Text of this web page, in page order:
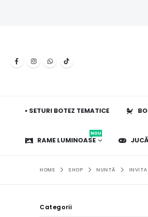
• SETURI BOTEZ TEMATICE
RAME LUMINOASE
NOU
HOME SHOP NUNTĂ
Categorii